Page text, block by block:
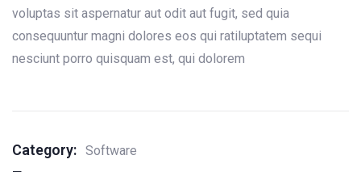
voluptas sit aspernatur aut odit aut fugit, sed quia
consequuntur magni dolores eos qui ratiluptatem sequi
nesciunt porro quisquam est, qui dolorem
Category: Software